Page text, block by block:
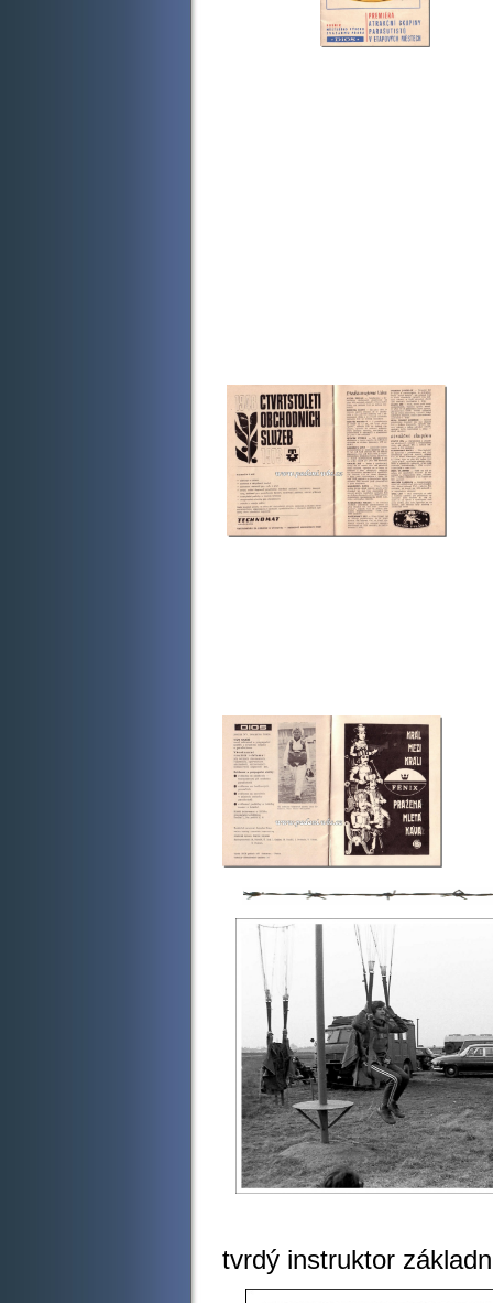
tvrdý instruktor